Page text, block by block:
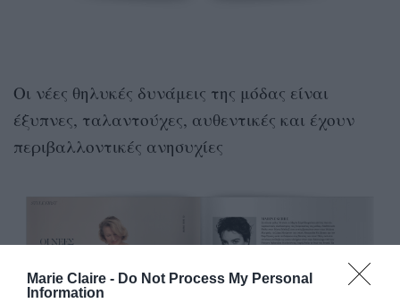
Marie Claire - Do Not Process My Personal
Information
Οι νέες θηλυκές δυνάμεις της μόδας είναι
έξυπνες, ταλαντούχες, αυθεντικές και έχουν
περιβαλλοντικές ανησυχίες